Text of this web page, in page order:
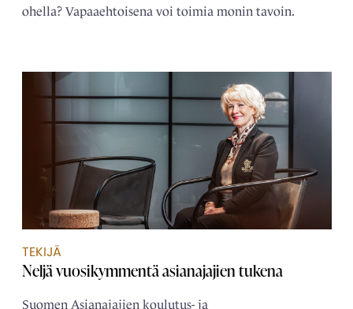
ohella? Vapaaehtoisena voi toimia monin tavoin.
TEKIJÄ
Neljä ­vuosikymmentä ­asianajajien tukena
Suomen Asianajajien koulutus- ja